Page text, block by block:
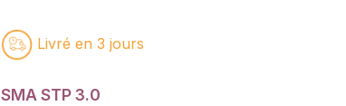
Livré en 3 jours
SMA STP 3.0